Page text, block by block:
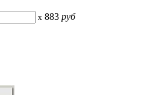
x 883 руб